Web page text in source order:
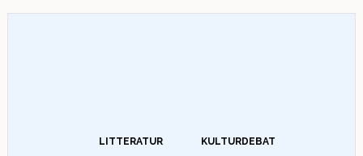
LITTERATUR KULTURDEBAT